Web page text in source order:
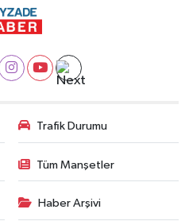
Mah. Büyükdalyan Konteyner
yolu caddesi 59 B
Al
Trafik Durumu
Tüm Manşetler
Haber Arşivi